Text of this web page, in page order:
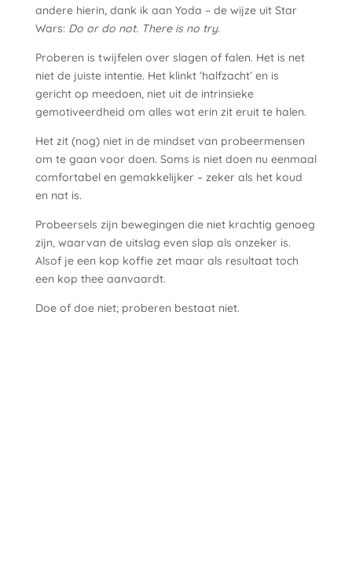
andere hierin, dank ik aan Yoda – de wijze uit Star
Wars: Do or do not. There is no try.
Proberen is twijfelen over slagen of falen. Het is net
niet de juiste intentie. Het klinkt ‘halfzacht’ en is
gericht op meedoen, niet uit de intrinsieke
gemotiveerdheid om alles wat erin zit eruit te halen.
Het zit (nog) niet in de mindset van probeermensen
om te gaan voor doen. Soms is niet doen nu eenmaal
comfortabel en gemakkelijker – zeker als het koud
en nat is.
Probeersels zijn bewegingen die niet krachtig genoeg
zijn, waarvan de uitslag even slap als onzeker is.
Alsof je een kop koffie zet maar als resultaat toch
een kop thee aanvaardt.
Doe of doe niet; proberen bestaat niet.